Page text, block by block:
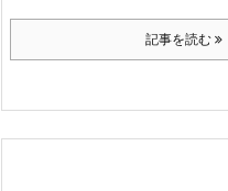
記事を読む